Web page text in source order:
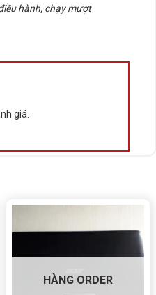
5 sao để ủng hộ shop
hành, chạy mượt
giá.
HÀNG ORDER